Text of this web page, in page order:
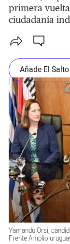
primera
ciudadanía
Añade El
Yamandú Orsi,
Frente Amplio